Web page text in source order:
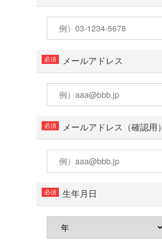
メールアドレス
メールアドレス（確認用）
生年月日